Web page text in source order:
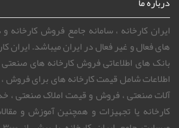
ایران کارخانه ، سامانه جامع فروش کارخانه
های فعال و غیر فعال در ایران میباشد. ایران
بانک های اطلاعاتی فروش کارخانه های
اطلاعات شامل قیمت کارخانه های برای
آلات صنعتی ، فروش و قیمت املاک صنعتی ،
کارخانه یا تجهیزات و همچنین آموزش و